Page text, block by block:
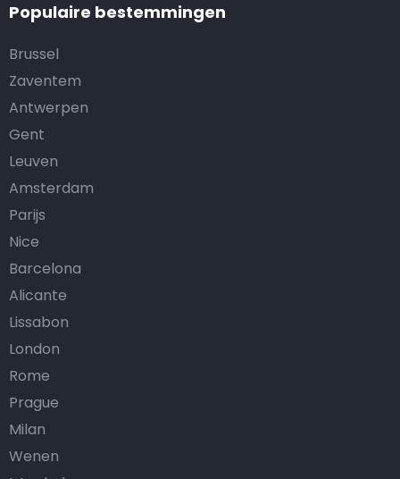
Populaire bestemmingen
Brussel
Zaventem
Antwerpen
Gent
Leuven
Amsterdam
Parijs
Nice
Barcelona
Alicante
Lissabon
London
Rome
Prague
Milan
Wenen